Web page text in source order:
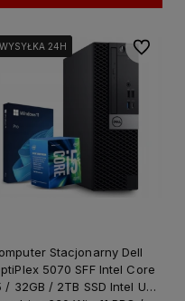
WYSYŁKA 24H
WYSYŁKA 24H
WYSYŁKA 24H
Stacjonarny Dell
5070 SFF Intel Core
/ 32GB / 2TB SSD Intel UHD
Do